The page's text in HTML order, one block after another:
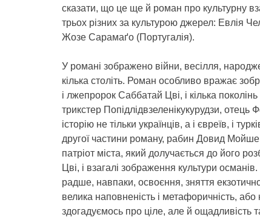
сказати, що це ще й роман про культурну
трьох різних за культурою джерел: Евлія
Жозе Сарамаґо (Португалія).
У романі зображено війни, весілля,
кілька століть. Роман особливо вражає
і лжепророк Саббатай Цві, і кілька
трикстер Попідлідвзеленікукурудзи,
історію не тільки українців, а і євреїв, і
другої частини роману, рабин Довид
патріот міста, який долучається до його
Цві, і взагалі зображення культури
радше, навпаки, освоєння, зняття
велика наповненість і метафоричність, або
здогадуємось про ціле, але й ощадливість